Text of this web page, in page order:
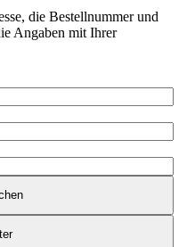
die Bestellnummer und
Angaben mit Ihrer